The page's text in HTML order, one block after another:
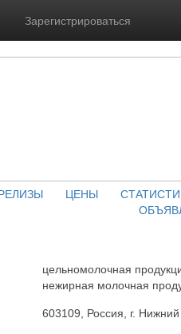
Зарегистрироваться
ЦЕНЫ
цельномолочная
нежирная молочная
603109, Россия, г.